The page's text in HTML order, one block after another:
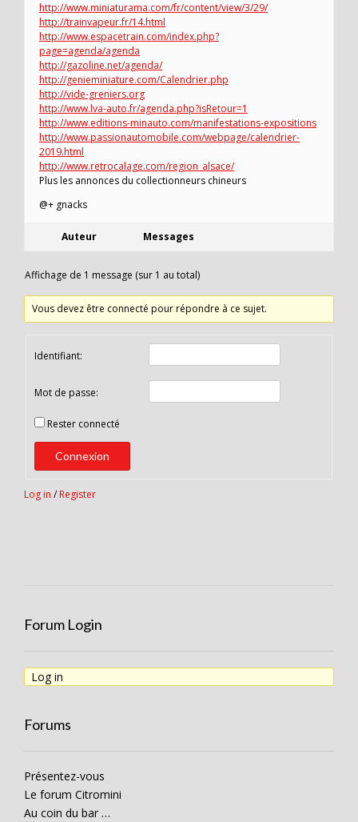
http://www.miniaturama.com/fr/content/view/3/29/
http://trainvapeur.fr/14.html
http://www.espacetrain.com/index.php?
page=agenda/agenda
http://gazoline.net/agenda/
http://genieminiature.com/Calendrier.php
http://vide-greniers.org
http://www.lva-auto.fr/agenda.php?isRetour=1
http://www.editions-minauto.com/manifestations-expositions
http://www.passionautomobile.com/webpage/calendrier-
2019.html
http://www.retrocalage.com/region_alsace/
Plus les annonces du collectionneurs chineurs
@+ gnacks
Auteur Messages
Affichage de 1 message (sur 1 au total)
Vous devez être connecté pour répondre à ce sujet.
Identifiant:
Mot de passe:
Rester connecté
Connexion
Log in / Register
Forum Login
Log in
Forums
Présentez-vous
Le forum Citromini
Au coin du bar …